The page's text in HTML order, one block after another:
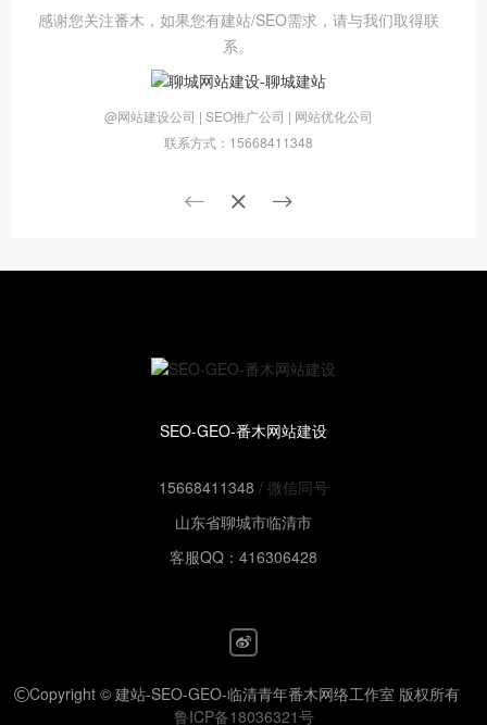
感谢您关注番木，如果您有建站/SEO需求，请与我们取得联
系。
@网站建设公司 | SEO推广公司 | 网站优化公司
联系方式：15668411348
SEO-GEO-番木网站建设
15668411348 / 微信同号
山东省聊城市临清市
客服QQ：416306428
Copyright © 建站-SEO-GEO-临清青年番木网络工作室 版权所有
鲁ICP备18036321号